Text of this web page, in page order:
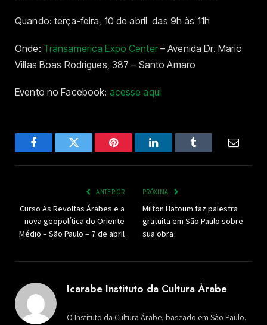
Quando: terça-feira, 10 de abril das 9h às 11h
Onde: Transamerica Expo Center– Avenida Dr. Mario
Villas Boas Rodrigues, 387 – Santo Amaro
Evento no Facebook: acesse aqui
FacebookTwitter Pinterest LinkedInTumblr
ANTERIOR
Curso As Revoltas Árabes e a
nova geopolítica do Oriente
Médio – São Paulo – 7 de abril
PRÓXIMA
Milton Hatoum faz palestra
gratuita em São Paulo sobre
sua obra
Icarabe Instituto da Cultura Árabe
O Instituto da Cultura Árabe, baseado em São Paulo,